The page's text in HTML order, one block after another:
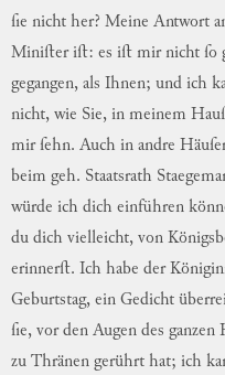
ſie nicht her? Meine Antwort
Miniſter iſt: es iſt mir nicht ſo
gegangen, als Ihnen; und ich
nicht, wie Sie, in meinem
mir ſehn. Auch in andre
beim geh. Staatsrath
würde ich dich einführen
du dich vielleicht, von
erinnerſt. Ich habe der
Geburtstag, ein Gedicht
ſie, vor den Augen des ganzen
zu Thränen gerührt hat; ich